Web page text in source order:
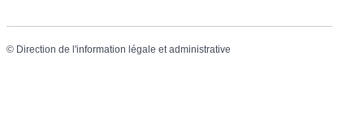
© Direction de l'information légale et administrative